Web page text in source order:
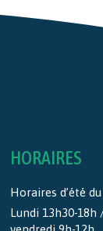
HORAIRES
Horaires d’été
Lundi 13h30-18h